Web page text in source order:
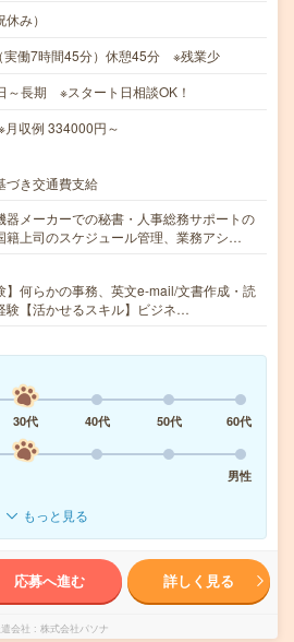
み）
実働7時間45分）休憩45分 ※残業少
～長期 ※スタート日相談OK！
収例 334000円～
づき交通費支給
器メーカーでの秘書・人事総務サポートの
籍上司のスケジュール管理、業務アシ…
】何らかの事務、英文e-mail/文書作成・読
験【活かせるスキル】ビジネ…
30代 40代 50代
60代
男性
もっと見る
応募へ進む 詳しく見る
会社 株式会社パソナ